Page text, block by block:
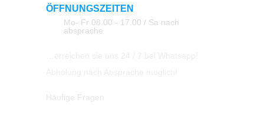
ÖFFNUNGSZEITEN
Mo- Fr 08.00 - 17.00 / Sa nach
absprache
Häufige Fragen